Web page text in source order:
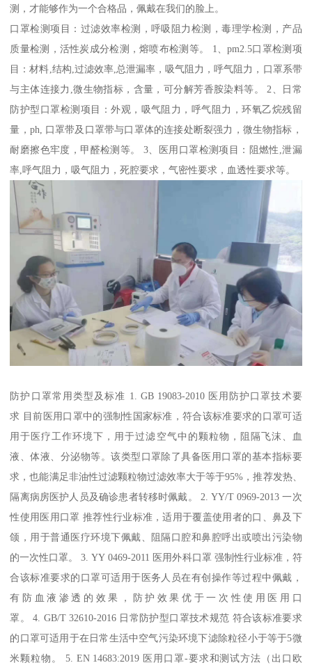
测，才能够作为一个合格品，佩戴在我们的脸上。
口罩检测项目：过滤效率检测，呼吸阻力检测，毒理学检测，产品
质量检测，活性炭成分检测，熔喷布检测等。 1、pm2.5口罩检测项
目：材料,结构,过滤效率,总泄漏率，吸气阻力，呼气阻力，口罩系带
与主体连接力,微生物指标，含量，可分解芳香胺染料等。 2、日常
防护型口罩检测项目：外观，吸气阻力，呼气阻力，环氧乙烷残留
量，ph, 口罩带及口罩带与口罩体的连接处断裂强力，微生物指标，
耐磨擦色牢度，甲醛检测等。 3、医用口罩检测项目：阻燃性,泄漏
率,呼气阻力，吸气阻力，死腔要求，气密性要求，血透性要求等。
防护口罩常用类型及标准 1. GB 19083-2010 医用防护口罩技术要
求 目前医用口罩中的强制性国家标准，符合该标准要求的口罩可适
用于医疗工作环境下，用于过滤空气中的颗粒物，阻隔飞沫、血
液、体液、分泌物等。该类型口罩除了具备医用口罩的基本指标要
求，也能满足非油性过滤颗粒物过滤效率大于等于95%，推荐发热、
隔离病房医护人员及确诊患者转移时佩戴。 2. YY/T 0969-2013 一次
性使用医用口罩 推荐性行业标准，适用于覆盖使用者的口、鼻及下
颌，用于普通医疗环境下佩戴、阻隔口腔和鼻腔呼出或喷出污染物
的一次性口罩。 3. YY 0469-2011 医用外科口罩 强制性行业标准，符
合该标准要求的口罩可适用于医务人员在有创操作等过程中佩戴，
有防血液渗透的效果，防护效果优于一次性使用医用口
罩。 4. GB/T 32610-2016 日常防护型口罩技术规范 符合该标准要求
的口罩可适用于在日常生活中空气污染环境下滤除粒径小于等于5微
米颗粒物。 5. EN 14683:2019 医用口罩-要求和测试方法（出口欧